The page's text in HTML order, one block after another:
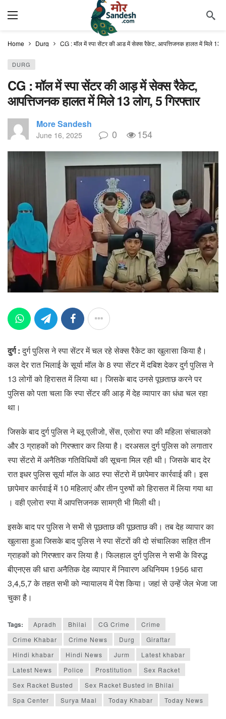
Home Durg CG : मॉल में स्पा सेंटर की आड़ में सेक्स रैकेट, आपत्तिजनक हालत में मिले 13
DURG
CG : मॉल में स्पा सेंटर की आड़ में सेक्स रैकेट,
आपत्तिजनक हालत में मिले 13 लोग, 5 गिरफ्तार
More Sandesh
June 16, 2025 0 154
दुर्ग :दुर्ग पुलिस ने स्पा सेंटर में चल रहे सेक्स रैकेट का खुलासा किया है।
कल देर रात भिलाई के सूर्या मॉल के 8 स्पा सेंटर में दबिश देकर दुर्ग पुलिस ने
13 लोगों को हिरासत में लिया था। जिसके बाद उनसे पूछताछ करने पर
पुलिस को पता चला कि स्पा सेंटर की आड़ में देह व्यापार का धंधा चल रहा
था।
जिसके बाद दुर्ग पुलिस ने ब्लू एलीजो, सेंस, एलोरा स्पा की महिला संचालको
और 3 ग्राहकों को गिरफ्तार कर लिया है। दरअसल दुर्ग पुलिस को लगातार
स्पा सेंटरो में अनैतिक गतिविधियों की सूचना मिल रही थी। जिसके बाद देर
रात इधर पुलिस सूर्या मॉल के आठ स्पा सेंटरो में छापेमार कार्रवाई की। इस
छापेमार कार्रवाई में 10 महिलाएं और तीन पुरुषों को हिरासत में लिया गया था
। वही एलोरा स्पा में आपत्तिजनक सामग्री भी मिली थी।
इसके बाद पर पुलिस ने सभी से पूछताछ की पूछताछ की। तब देह व्यापार का
खुलासा हुआ जिसके बाद पुलिस ने स्पा सेंटरों की दो संचालिका सहित तीन
ग्राहकों को गिरफ्तार कर लिया है। फिलहाल दुर्ग पुलिस ने सभी के विरुद्ध
बीएनएस की धारा अनैतिक देह व्यापार में निवारण अधिनियम 1956 धारा
3,4,5,7 के तहत सभी को न्यायालय में पेश किया। जहां से उन्हें जेल भेजा जा
चुका है।
Tags: Apradh Bhilai CG Crime
Crime
Crime Khabar
Crime News Durg
Giraftar
Hindi khabar
Hindi News Jurm
Latest khabar
Latest News
Police Prostitution
Sex Racket
Sex Racket Busted
Sex Racket Busted in Bhilai
Spa Center
Surya Maal Today Khabar Today News